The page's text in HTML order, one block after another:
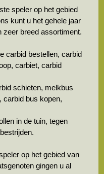
speler op het gebied
kunt u het gehele jaar
zeer breed assortiment.
carbid bestellen, carbid
carbiet, carbid
schieten, melkbus
carbid bus kopen,
in de tuin, tegen
op het gebied van
gingen u al